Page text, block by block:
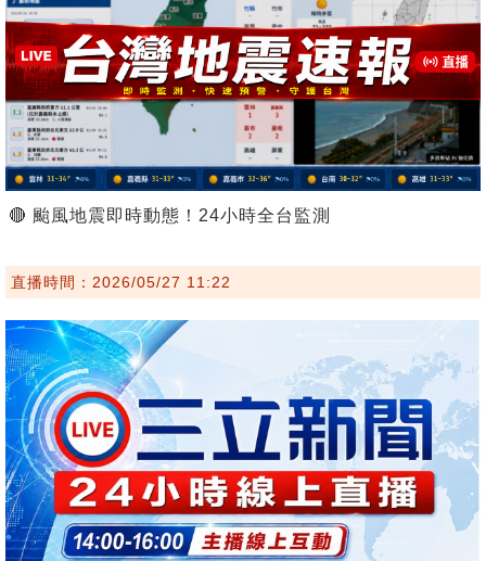
🔴 颱風地震即時動態！24小時全台監測
直播時間：2026/05/27 11:22